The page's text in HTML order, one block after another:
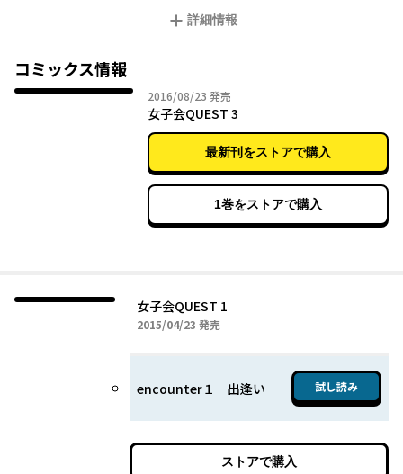
詳細情報
コミックス情報
2016/08/23 2016年08月23日
発売
女子会QUEST 3
最新刊をストアで購入
1巻をストアで購入
女子会QUEST 1
2015/04/23 2015年04月23日
発売
encounter１ 出逢い 試し読み
ストアで購入